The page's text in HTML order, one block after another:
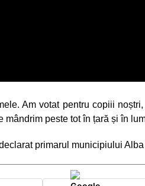
Am votat pentru copiii
mândrim peste tot în țară și în
primarul municipiului